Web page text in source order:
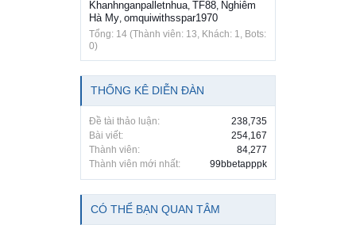
Khanhnganpalletnhua TF88 Nghiêm
Hà My omquiwithsspar1970
Tổng: 14 (Thành viên: 13, Khách: 1, Bots:
0)
THỐNG KÊ DIỄN ĐÀN
Đề tài thảo luận:
238,735
Bài viết:
254,167
Thành viên:
84,277
Thành viên mới nhất:
99bbetapppk
CÓ THỂ BẠN QUAN TÂM